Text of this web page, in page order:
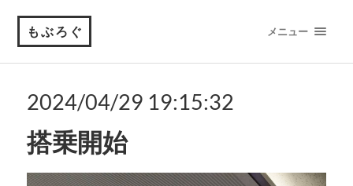
もぶろぐ メニュー
2024/04/29 19:15:32
搭乗開始